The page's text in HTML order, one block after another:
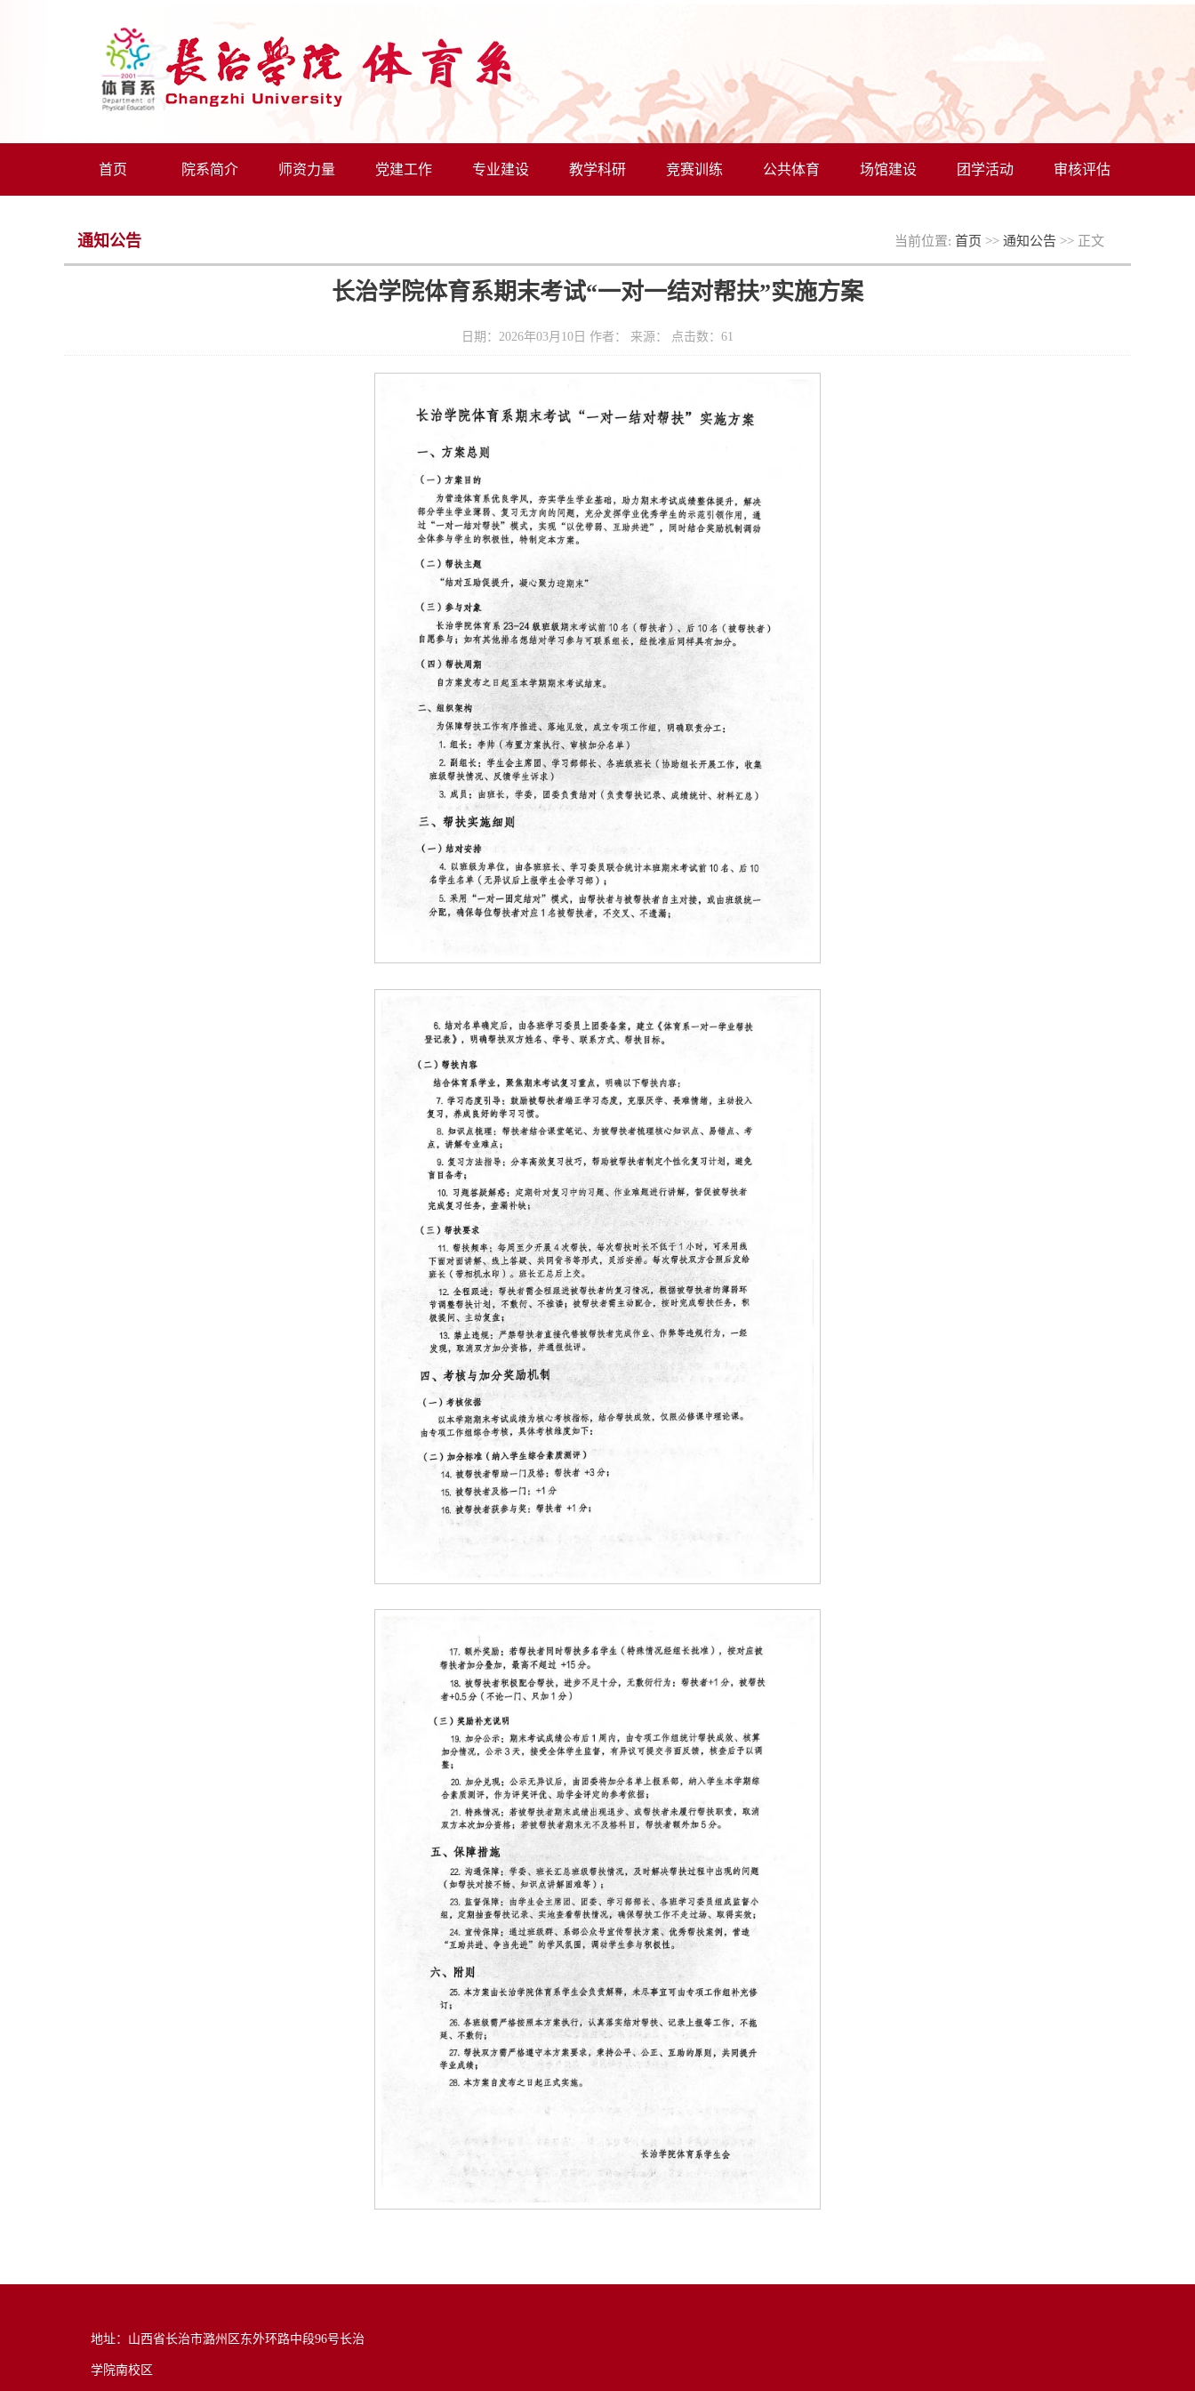
首页 院系简介 师资力量 党建工作 专业建设 教学科研 竞赛训练 公共体育 场馆建设 团学活动 审核评估
通知公告 当前位置: 首页 >> 通知公告 >> 正文
长治学院体育系期末考试“一对一结对帮扶”实施方案
日期：2026年03月10日 作者： 来源： 点击数： 61
地址：山西省长治市潞州区东外环路中段96号长治
学院南校区